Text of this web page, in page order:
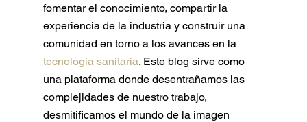
fomentar el conocimiento, compartir la
experiencia de la industria y construir una
comunidad en torno a los avances en la
tecnología sanitaria. Este blog sirve como
una plataforma donde desentrañamos las
complejidades de nuestro trabajo,
desmitificamos el mundo de la imagen